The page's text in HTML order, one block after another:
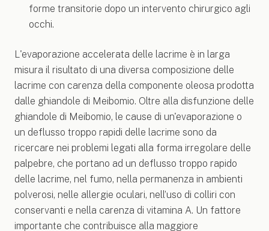
forme transitorie dopo un intervento chirurgico agli
occhi.
L'evaporazione accelerata delle lacrime è in larga
misura il risultato di una diversa composizione delle
lacrime con carenza della componente oleosa prodotta
dalle ghiandole di Meibomio. Oltre alla disfunzione delle
ghiandole di Meibomio, le cause di un'evaporazione o
un deflusso troppo rapidi delle lacrime sono da
ricercare nei problemi legati alla forma irregolare delle
palpebre, che portano ad un deflusso troppo rapido
delle lacrime, nel fumo, nella permanenza in ambienti
polverosi, nelle allergie oculari, nell’uso di colliri con
conservanti e nella carenza di vitamina A. Un fattore
importante che contribuisce alla maggiore